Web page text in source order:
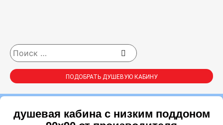
ПОДОБРАТЬ ДУШЕВУЮ КАБИНУ
душевая кабина с низким поддоном